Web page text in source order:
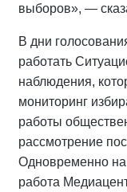
выборов», —
В дни
работать
наблюдения,
мониторинг
работы
рассмотрение
Одновременно на
работа